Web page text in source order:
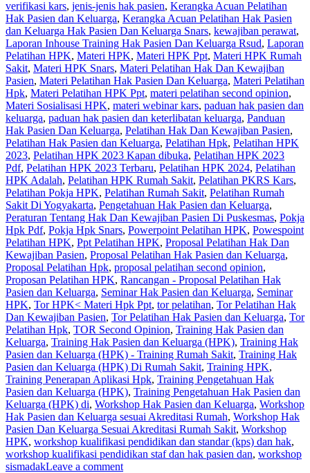
verifikasi kars, jenis-jenis hak pasien, Kerangka Acuan Pelatihan
Hak Pasien dan Keluarga, Kerangka Acuan Pelatihan Hak Pasien
dan Keluarga Hak Pasien Dan Keluarga Snars, kewajiban perawat,
Laporan Inhouse Training Hak Pasien Dan Keluarga Rsud, Laporan
Pelatihan HPK, Materi HPK, Materi HPK Ppt, Materi HPK Rumah
Sakit, Materi HPK Snars, Materi Pelatihan Hak Dan Kewajiban
Pasien, Materi Pelatihan Hak Pasien Dan Keluarga, Materi Pelatihan
Hpk, Materi Pelatihan HPK Ppt, materi pelatihan second opinion,
Materi Sosialisasi HPK, materi webinar kars, paduan hak pasien dan
keluarga, paduan hak pasien dan keterlibatan keluarga, Panduan
Hak Pasien Dan Keluarga, Pelatihan Hak Dan Kewajiban Pasien,
Pelatihan Hak Pasien dan Keluarga, Pelatihan Hpk, Pelatihan HPK
2023, Pelatihan HPK 2023 Kapan dibuka, Pelatihan HPK 2023
Pdf, Pelatihan HPK 2023 Terbaru, Pelatihan HPK 2024, Pelatihan
HPK Adalah, Pelatihan HPK Rumah Sakit, Pelatihan PKRS Kars,
Pelatihan Pokja HPK, Pelatihan Rumah Sakit‎, Pelatihan Rumah
Sakit Di Yogyakarta, Pengetahuan Hak Pasien dan Keluarga,
Peraturan Tentang Hak Dan Kewajiban Pasien Di Puskesmas, Pokja
Hpk Pdf, Pokja Hpk Snars, Powerpoint Pelatihan HPK, Powespoint
Pelatihan HPK, Ppt Pelatihan HPK, Proposal Pelatihan Hak Dan
Kewajiban Pasien, Proposal Pelatihan Hak Pasien dan Keluarga,
Proposal Pelatihan Hpk, proposal pelatihan second opinion,
Proposan Pelatihan HPK, Rancangan - Proposal Pelatihan Hak
Pasien dan Keluarga, Seminar Hak Pasien dan Keluarga, Seminar
HPK, Tor HPK< Materi Hpk Ppt, tor pelatihan, Tor Pelatihan Hak
Dan Kewajiban Pasien, Tor Pelatihan Hak Pasien dan Keluarga, Tor
Pelatihan Hpk, TOR Second Opinion, Training Hak Pasien dan
Keluarga, Training Hak Pasien dan Keluarga (HPK), Training Hak
Pasien dan Keluarga (HPK) - Training Rumah Sakit, Training Hak
Pasien dan Keluarga (HPK) Di Rumah Sakit, Training HPK,
Training Penerapan Aplikasi Hpk, Training Pengetahuan Hak
Pasien dan Keluarga (HPK), Training Pengetahuan Hak Pasien dan
Keluarga (HPK) di, Workshop Hak Pasien dan Keluarga, Workshop
Hak Pasien dan Keluarga sesuai Akreditasi Rumah, Workshop Hak
Pasien Dan Keluarga Sesuai Akreditasi Rumah Sakit, Workshop
HPK, workshop kualifikasi pendidikan dan standar (kps) dan hak,
workshop kualifikasi pendidikan staf dan hak pasien dan, workshop
sismadakLeave a comment